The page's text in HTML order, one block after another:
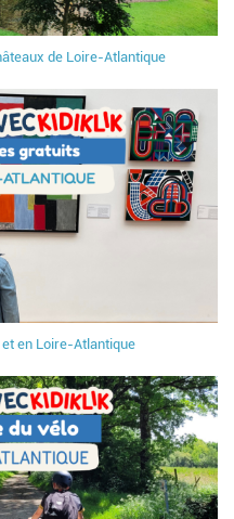
de Loire-Atlantique
en Loire-Atlantique